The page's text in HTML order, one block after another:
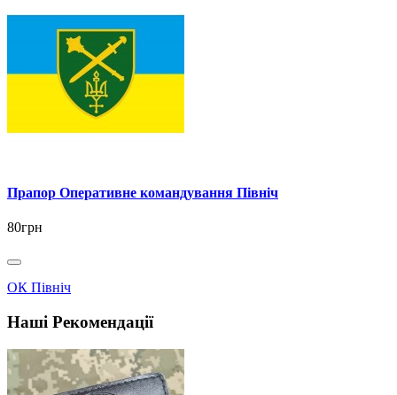
Прапор Оперативне командування Північ
80грн
ОК Північ
Наші Рекомендації